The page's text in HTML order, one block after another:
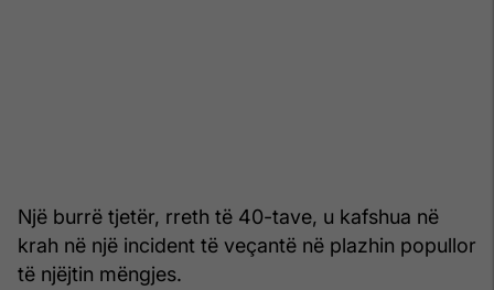
Një burrë tjetër, rreth të 40-tave, u kafshua në
krah në një incident të veçantë në plazhin popullor
të njëjtin mëngjes.